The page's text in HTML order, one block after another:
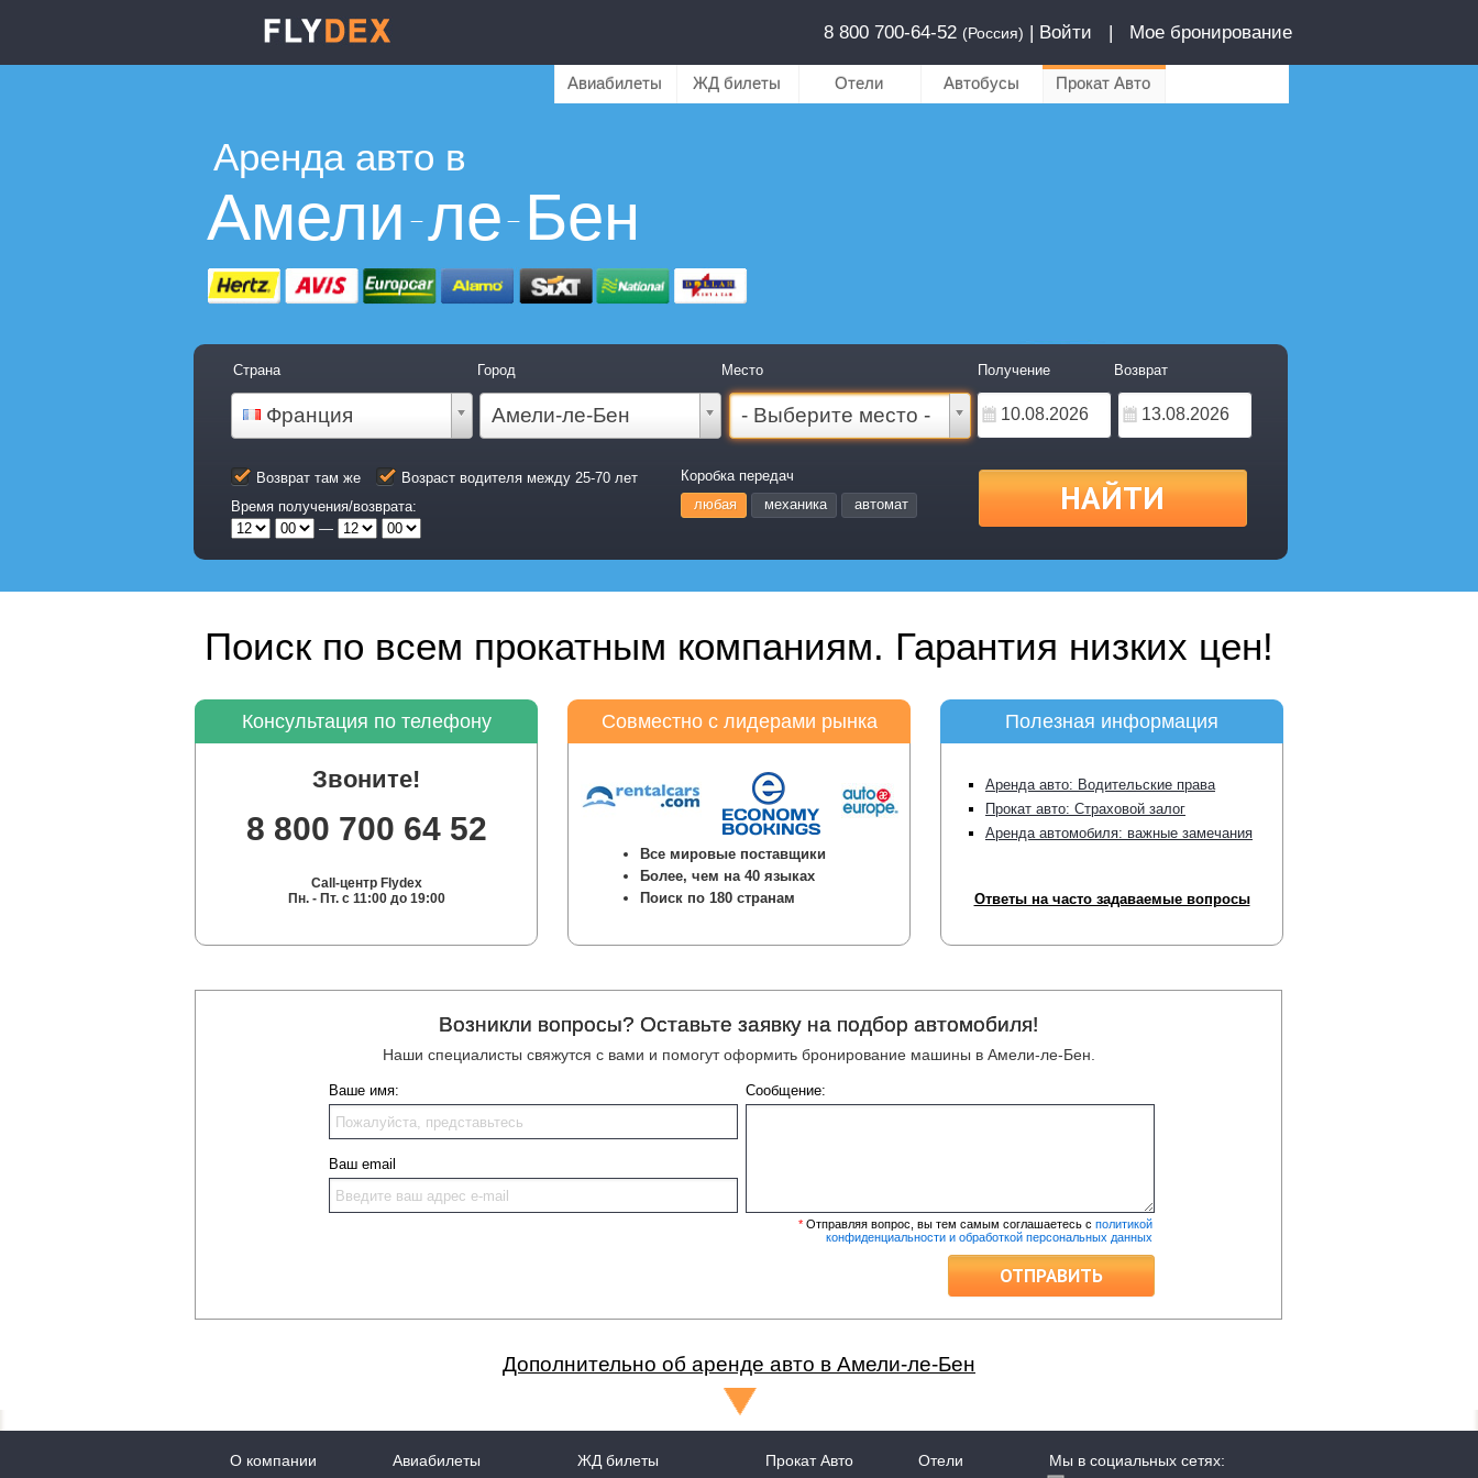
8 800 700-64-52 (Россия) | Войти | Мое бронирование
Авиабилеты ЖД билеты Отели Автобусы Прокат Авто
Аренда авто в
Амели-ле-Бен
Страна Город Место Получение Возврат
Франция Амели-ле-Бен - Выберите место -
Возврат там же Возраст водителя между 25-70 лет
Коробка передач
любая
механика автомат
Время получения/возврата:
—
НАЙТИ
Поиск по всем прокатным компаниям. Гарантия низких цен!
Консультация по телефону
Звоните!
8 800 700 64 52
Call-центр Flydex
Пн. - Пт. с 11:00 до 19:00
Совместно с лидерами рынка
Все мировые поставщики
Более, чем на 40 языках
Поиск по 180 странам
Полезная информация
Аренда авто: Водительские права
Прокат авто: Страховой залог
Аренда автомобиля: важные замечания
Ответы на часто задаваемые вопросы
Возникли вопросы? Оставьте заявку на подбор автомобиля!
Наши специалисты свяжутся с вами и помогут оформить бронирование машины в Амели-ле-Бен.
Ваше имя:
Ваш email
Сообщение:
*Отправляя вопрос, вы тем самым соглашаетесь с политикой
конфиденциальности и обработкой персональных данных
ОТПРАВИТЬ
Дополнительно об аренде авто в Амели-ле-Бен
О компании Авиабилеты ЖД билеты Прокат Авто Отели Мы в социальных сетях: